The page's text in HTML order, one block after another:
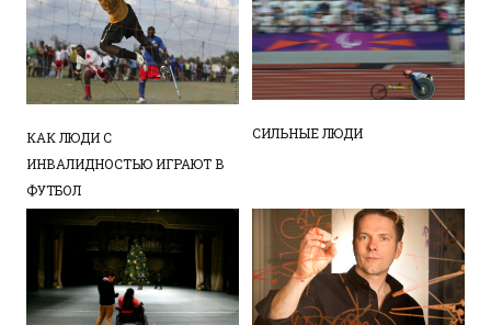
КАК ЛЮДИ С
ИНВАЛИДНОСТЬЮ ИГРАЮТ В
ФУТБОЛ
СИЛЬНЫЕ ЛЮДИ